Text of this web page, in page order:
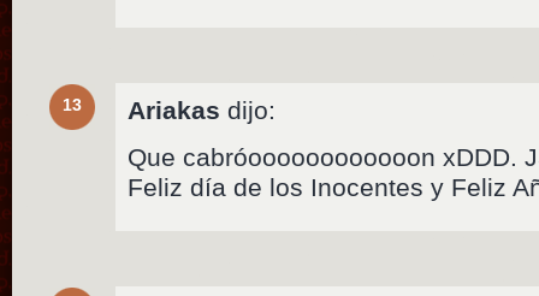
13 Ariakas dijo:
Que cabróoooooooooooon xDDD.
Feliz día de los Inocentes y Feliz